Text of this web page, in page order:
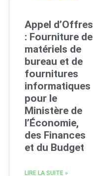
Appel d’Offres
: Fourniture de
matériels de
bureau et de
fournitures
informatiques
pour le
Ministère de
l’Économie,
des Finances
et du Budget
LIRE LA SUITE »